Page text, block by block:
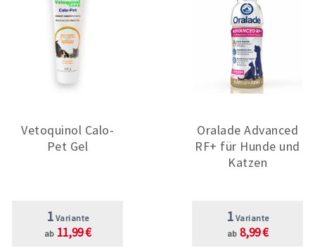
Vetoquinol Calo-
Pet Gel
1 Variante
ab 11,99 €
Oralade Advanced
RF+ für Hunde und
Katzen
1 Variante
ab 8,99 €